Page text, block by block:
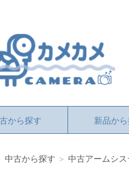
検索
から探す 新品か
中古から探す 中古アームシス